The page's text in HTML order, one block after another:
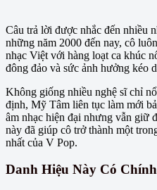
Câu trả lời được nhắc đến nhiều
những năm 2000 đến nay, cô
nhạc Việt với hàng loạt ca khúc
đông đảo và sức ảnh hưởng kéo
Không giống nhiều nghệ sĩ chỉ
định, Mỹ Tâm liên tục làm mới
âm nhạc hiện đại nhưng vẫn giữ
này đã giúp cô trở thành một
nhất của V Pop.
Danh Hiệu Này Có